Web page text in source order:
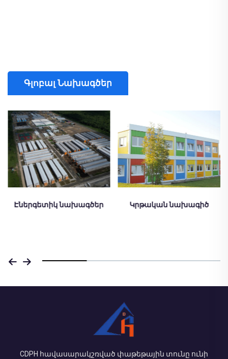
Գլոբալ Նախագծեր
Կրթական նախագիծ Բժշկական նախագիծ
CDPH հավասարակշռված փաթեթային տունը ունի